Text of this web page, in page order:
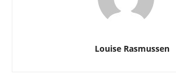
Louise Rasmussen